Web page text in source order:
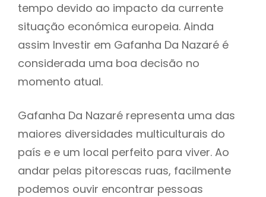
tempo devido ao impacto da currente
situação económica europeia. Ainda
assim Investir em Gafanha Da Nazaré é
considerada uma boa decisão no
momento atual.
Gafanha Da Nazaré representa uma das
maiores diversidades multiculturais do
país e e um local perfeito para viver. Ao
andar pelas pitorescas ruas, facilmente
podemos ouvir encontrar pessoas